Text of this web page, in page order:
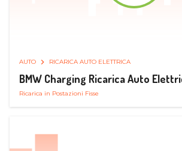
AUTO RICARICA AUTO ELETTRICA
BMW Charging Ricarica Auto
Ricarica in Postazioni Fisse